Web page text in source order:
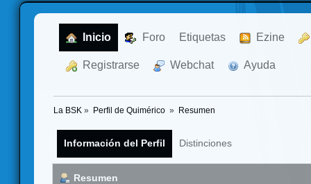
Inicio Foro Etiquetas Ezine
Registrarse Webchat Ayuda
La BSK » Perfil de Quimérico » Resumen
Información del Perfil Distinciones
Resumen